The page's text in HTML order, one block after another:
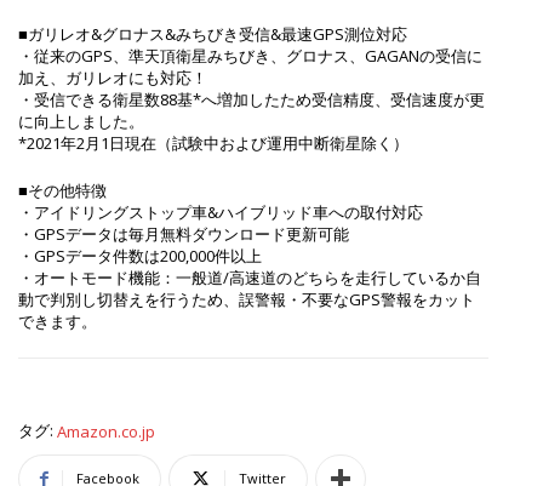
■ガリレオ&グロナス&みちびき受信&最速GPS測位対応
・従来のGPS、準天頂衛星みちびき、グロナス、GAGANの受信に
加え、ガリレオにも対応！
・受信できる衛星数88基*へ増加したため受信精度、受信速度が更
に向上しました。
*2021年2月1日現在（試験中および運用中断衛星除く）
■その他特徴
・アイドリングストップ車&ハイブリッド車への取付対応
・GPSデータは毎月無料ダウンロード更新可能
・GPSデータ件数は200,000件以上
・オートモード機能：一般道/高速道のどちらを走行しているか自
動で判別し切替えを行うため、誤警報・不要なGPS警報をカット
できます。
タグ: Amazon.co.jp
Facebook Twitter